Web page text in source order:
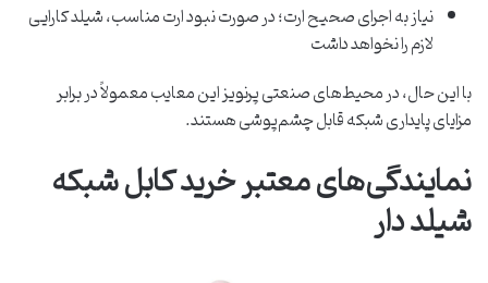
نیاز به اجرای صحیح ارت؛ در صورت نبود ارت مناسب، شیلد کارایی
لازم را نخواهد داشت
با این حال، در محیط‌های صنعتی پرنویز این معایب معمولاً در برابر
مزایای پایداری شبکه قابل چشم‌پوشی هستند.
نمایندگی‌های معتبر خرید کابل شبکه
شیلد دار